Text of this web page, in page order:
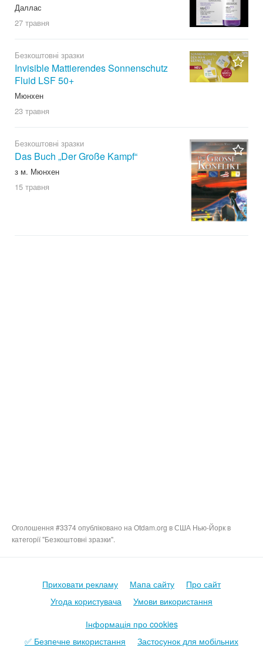
Даллас
27 травня
Безкоштовні зразки
Invisible Mattierendes Sonnenschutz
Fluid LSF 50+
Мюнхен
23 травня
Безкоштовні зразки
Das Buch „Der Große Kampf“
з м. Мюнхен
15 травня
Оголошення #3374 опубліковано на Otdam.org в США Нью-Йорк в
категорії "Безкоштовні зразки".
Приховати рекламу Мапа сайту
Про сайт
Угода користувача
Умови використання
Інформація про cookies
✅ Безпечне використання
Застосунок для мобільних